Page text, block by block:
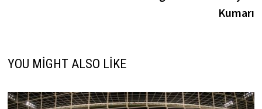
Kumarı
YOU MIGHT ALSO LIKE